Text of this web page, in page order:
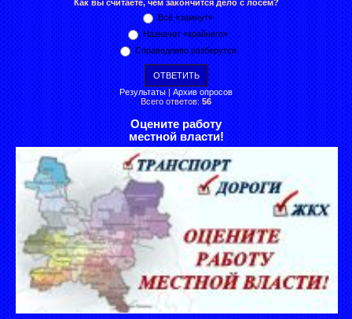
Как вы считаете, чем закончится дело с лосем?
Всё «замнут»
Назначат «крайнего»
Справедливо разберутся
Результаты | Архив опросов
Всего ответов: 56
Оцените работу
местной власти!